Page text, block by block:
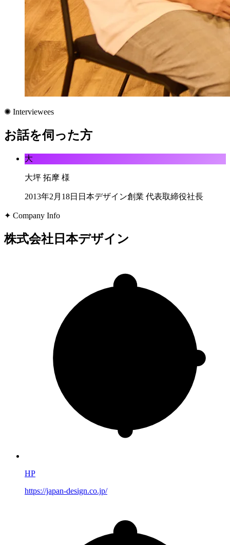
✺ Interviewees
お話を伺った方
大
大坪 拓摩 様
2013年2月18日日本デザイン創業 代表取締役社長
✦ Company Info
株式会社日本デザイン
HP
https://japan-design.co.jp/